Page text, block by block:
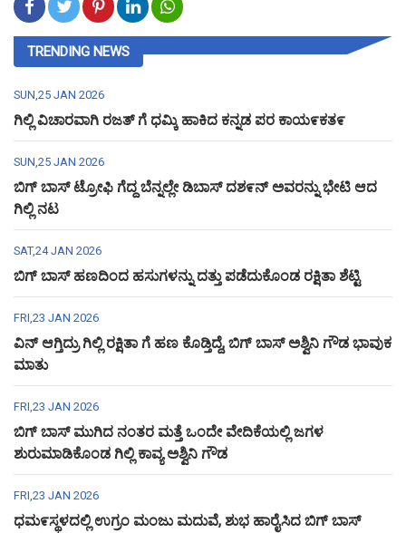
TRENDING NEWS
SUN,25 JAN 2026
ಗಿಲ್ಲಿ ವಿಚಾರವಾಗಿ ರಜತ್ ಗೆ ಧಮ್ಕಿ ಹಾಕಿದ ಕನ್ನಡ ಪರ ಕಾಯ೯ಕತ೯
SUN,25 JAN 2026
ಬಿಗ್ ಬಾಸ್ ಟ್ರೋಫಿ ಗೆದ್ದ ಬೆನ್ನಲ್ಲೇ ಡಿಬಾಸ್ ದಶ೯ನ್ ಅವರನ್ನು ಭೇಟಿ ಆದ
ಗಿಲ್ಲಿ ನಟ
SAT,24 JAN 2026
ಬಿಗ್ ಬಾಸ್ ಹಣದಿಂದ ಹಸುಗಳನ್ನು ದತ್ತು ಪಡೆದುಕೊಂಡ ರಕ್ಷಿತಾ ಶೆಟ್ಟಿ
FRI,23 JAN 2026
ವಿನ್ ಆಗ್ತಿದ್ರು ಗಿಲ್ಲಿ ರಕ್ಷಿತಾ ಗೆ ಹಣ ಕೊಡ್ತಿದ್ದೆ, ಬಿಗ್ ಬಾಸ್ ಅಶ್ವಿನಿ ಗೌಡ ಭಾವುಕ
ಮಾತು
FRI,23 JAN 2026
ಬಿಗ್ ಬಾಸ್ ಮುಗಿದ ನಂತರ ಮತ್ತೆ ಒಂದೇ ವೇದಿಕೆಯಲ್ಲಿ ಜಗಳ
ಶುರುಮಾಡಿಕೊಂಡ ಗಿಲ್ಲಿ ಕಾವ್ಯ ಅಶ್ವಿನಿ ಗೌಡ
FRI,23 JAN 2026
ಧಮ೯ಸ್ಥಳದಲ್ಲಿ ಉಗ್ರಂ ಮಂಜು ಮದುವೆ, ಶುಭ ಹಾರೈಸಿದ ಬಿಗ್ ಬಾಸ್